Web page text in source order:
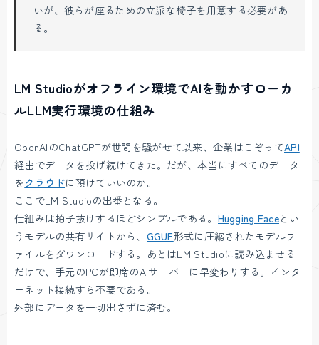
いが、彼らが座るための立派な椅子を用意する必要があ
る。
LM Studioがオフライン環境でAIを動かすローカ
ルLLM実行環境の仕組み
OpenAIのChatGPTが世間を騒がせて以来、企業はこぞってAPI
経由でデータを投げ続けてきた。だが、本当にすべてのデータ
をクラウドに預けていいのか。
ここでLM Studioの出番となる。
仕組みは拍子抜けするほどシンプルである。 Hugging Faceとい
うモデルの共有サイトから、 GGUF形式に圧縮されたモデルフ
ァイルをダウンロードする。あとはLM Studioに読み込ませる
だけで、手元のPCが即席のAIサーバーに早変わりする。インタ
ーネット接続すら不要である。
外部にデータを一切出さずに済む。